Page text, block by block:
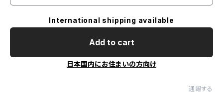
International shipping available
Add to cart
日本国内にお住まいの方向け
通報する